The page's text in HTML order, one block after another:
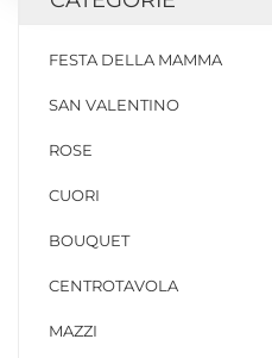
FESTA DELLA MAMMA
SAN VALENTINO
ROSE
CUORI
BOUQUET
CENTROTAVOLA
MAZZI